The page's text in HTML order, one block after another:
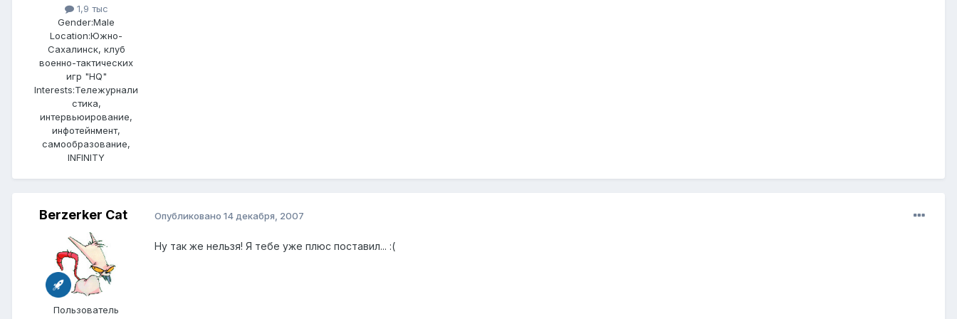
1,9 тыс
Gender:Male
Location:Южно-
Сахалинск, клуб
военно-тактических
игр "HQ"
Interests:Тележурнали
стика,
интервьюирование,
инфотейнмент,
самообразование,
INFINITY
Berzerker Cat
Пользователь
Опубликовано 14 декабря, 2007
Ну так же нельзя! Я тебе уже плюс поставил... :(